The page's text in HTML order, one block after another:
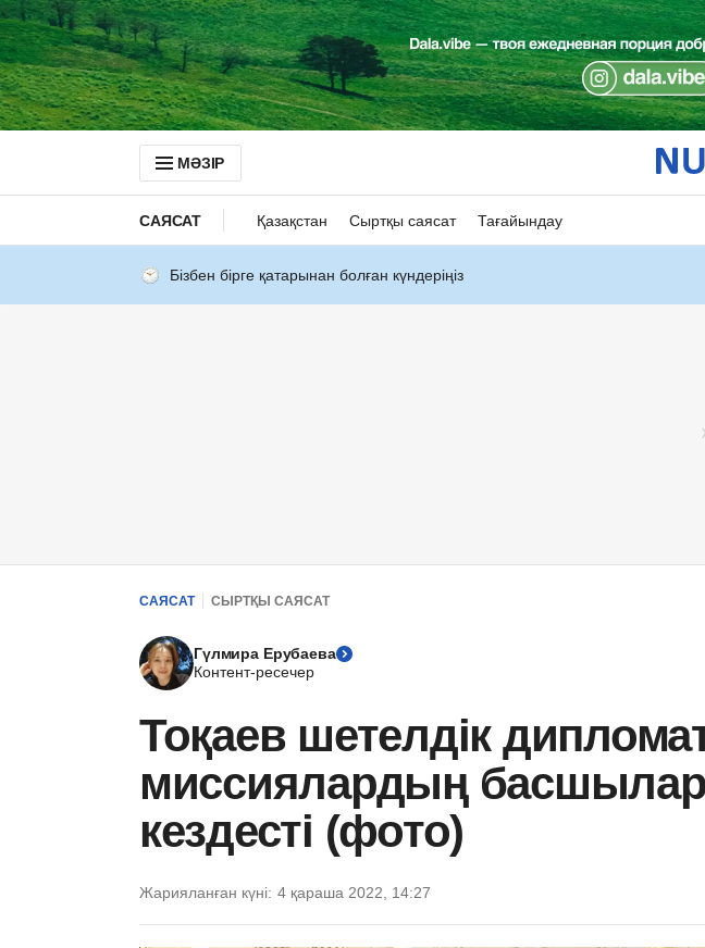
МӘЗІР
САЯСАТ Қазақстан Сыртқы саясат Тағайындау
Бізбен бірге қатарынан болған күндеріңіз
САЯСАТ СЫРТҚЫ САЯСАТ
Гүлмира Ерубаева
Контент-ресечер
Тоқаев шетелдік
миссиялардың
кездесті (фото)
Жарияланған күні: 4 қараша 2022, 14:27